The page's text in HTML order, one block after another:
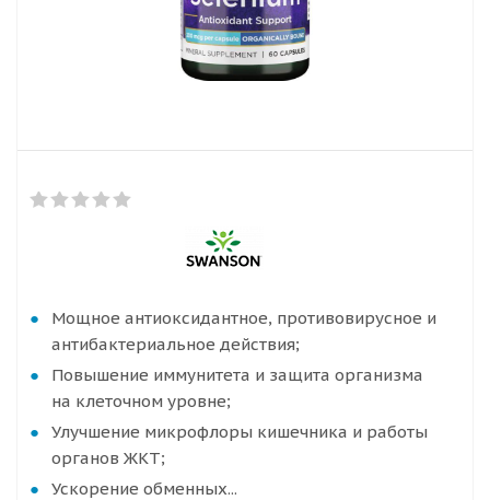
Мощное антиоксидантное, противовирусное и
антибактериальное действия;
Повышение иммунитета и защита организма
на клеточном уровне;
Улучшение микрофлоры кишечника и работы
органов ЖКТ;
Ускорение обменных...